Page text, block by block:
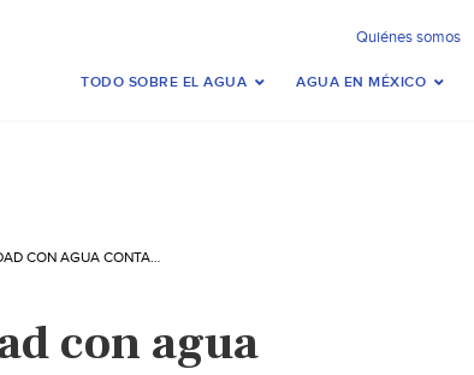
Quiénes somos
TODO SOBRE EL AGUA AGUA EN MÉXICO
VIVE COMUNIDAD CON AGUA CONTAMINADA
con agua